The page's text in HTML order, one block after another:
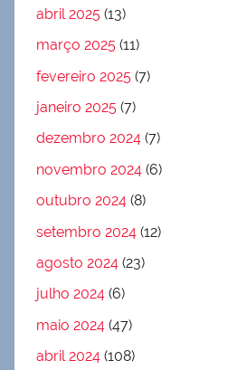
abril 2025 (13)
março 2025 (11)
fevereiro 2025 (7)
janeiro 2025 (7)
dezembro 2024 (7)
novembro 2024 (6)
outubro 2024 (8)
setembro 2024 (12)
agosto 2024 (23)
julho 2024 (6)
maio 2024 (47)
abril 2024 (108)